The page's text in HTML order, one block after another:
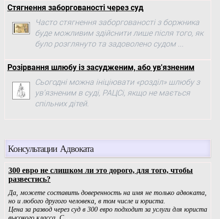
Стягнення заборгованості через суд
Часто стягнення заборгованості з боржника
буде можливим здійснити лише після того, як
було розглянуто та задоволено судом ...
Розірвання шлюбу із засудженим, або ув'язненим
Сьогодні можна ініціювати «розділ» шлюбу з
ув'язненим в суді, РАЦСі, якщо не мається
спільних дітей.
Консультации Адвоката